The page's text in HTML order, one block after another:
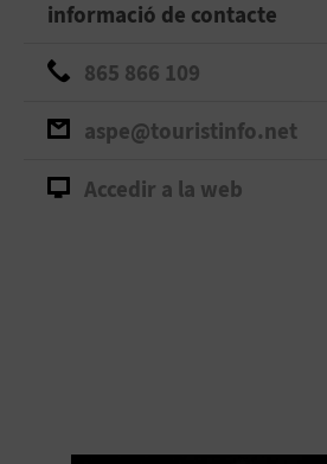
informació de contacte
865 866 109
aspe@touristinfo.net
Accedir a la web